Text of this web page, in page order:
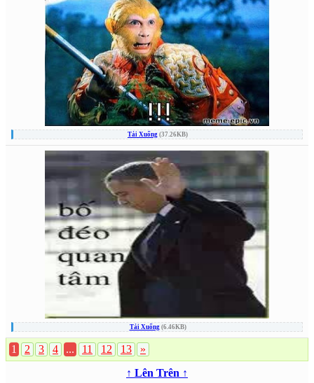
Tải Xuống (37.26KB)
Tải Xuống(6.46KB)
1 2 3 4 ... 11 12 13
»
↑ Lên Trên ↑